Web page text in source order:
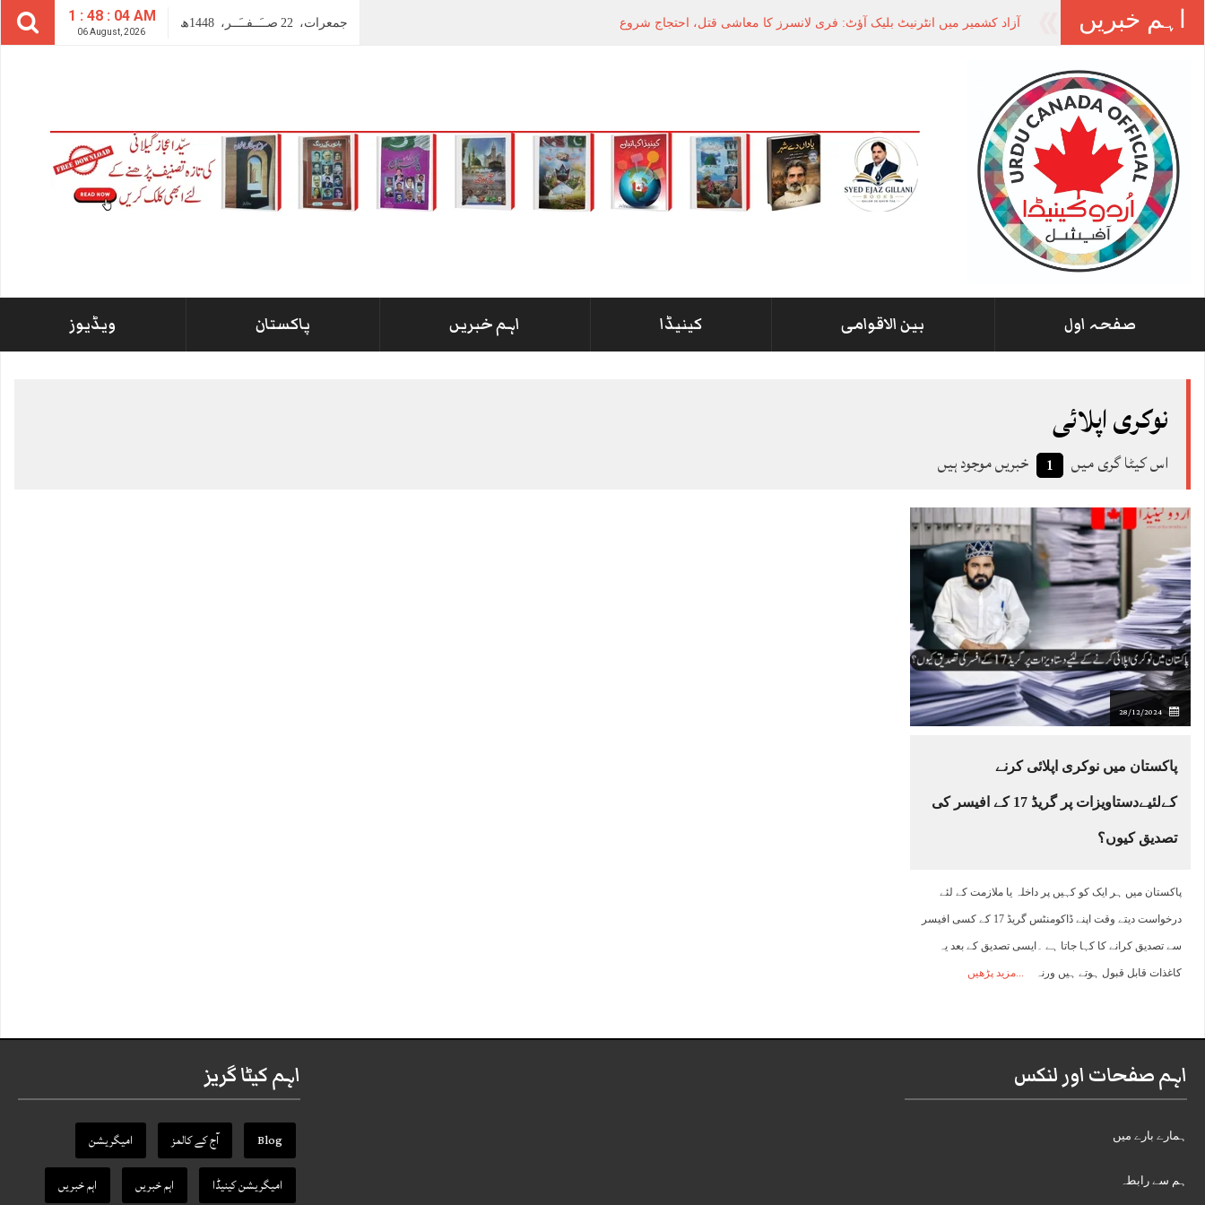
1 : 48 : 04 AM
06 August, 2026
جمعرات، 22 صــَــفــَــر، 1448ھ اہم خبریں آزاد کشمیر میں انٹرنیٹ بلیک آؤٹ: فری لانسرز کا معاشی قتل، احتجاج شروع
صفحہ اول بین الاقوامی کینیڈا اہم خبریں پاکستان ویڈیوز
نوکری اپلائی
اس کیٹا گری میں 1 خبریں موجود ہیں
28/12/2024
پاکستان میں نوکری اپلائی کرنے
کےلئیےدستاویزات پر گریڈ 17 کے افیسر کی
تصدیق کیوں؟
پاکستان میں ہر ایک کو کہیں پر داخلہ یا ملازمت کے لئے
درخواست دیتے وقت اپنے ڈاکومنٹس گریڈ 17 کے کسی افیسر
سے تصدیق کرانے کا کہا جاتا ہے ۔ایسی تصدیق کے بعد یہ
کاغذات قابل قبول ہوتے ہیں ورنہ مزید پڑھیں
اہم صفحات اور لنکس
ہمارے بارے میں
ہم سے رابطہ
اہم کیٹا گریز
Blog آج کے کالمز
امیگریشن
امیگریشن کینیڈا
اہم خبریں اہم خبریں